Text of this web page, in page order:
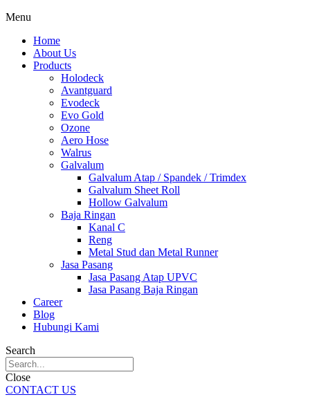
Menu
Home
About Us
Products
Holodeck
Avantguard
Evodeck
Evo Gold
Ozone
Aero Hose
Walrus
Galvalum
Galvalum Atap / Spandek / Trimdex
Galvalum Sheet Roll
Hollow Galvalum
Baja Ringan
Kanal C
Reng
Metal Stud dan Metal Runner
Jasa Pasang
Jasa Pasang Atap UPVC
Jasa Pasang Baja Ringan
Career
Blog
Hubungi Kami
Search
Close
CONTACT US